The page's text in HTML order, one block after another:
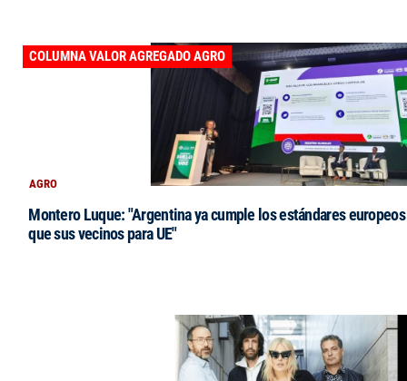
AGRO
COLUMNA VALOR AGREGADO AGRO
Montero Luque: "Argentina ya cumple los estándares
que sus vecinos para UE"